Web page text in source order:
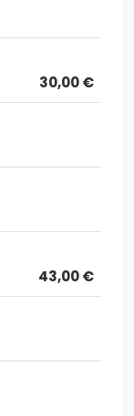
30,00 €
43,00 €